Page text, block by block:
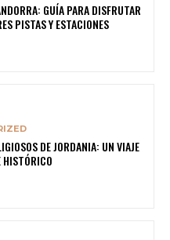
GUÍA PARA DISFRUTAR
PISTAS Y ESTACIONES
DE JORDANIA: UN VIAJE
HISTÓRICO